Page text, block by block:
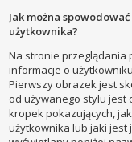
Jak można
użytkownika?
Na stronie przeglądania
informacje o
Pierwszy obrazek jest
od używanego stylu jest
kropek pokazujących,
użytkownika lub jaki jest